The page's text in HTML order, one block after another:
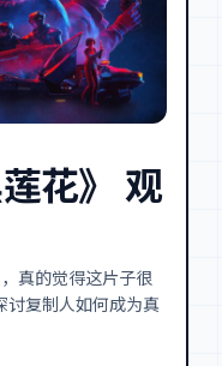
花》 观
真的觉得这片子很
讨复制人如何成为真